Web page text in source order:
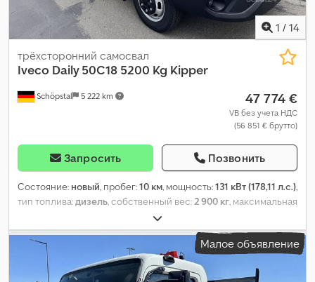
1 / 14
Schöpstal 5 222 km
трёхсторонний самосвал
Iveco Daily 50C18 5200 Kg Kipper
47 774 €
VB без учета НДС
(56 851 € брутто)
Запросить Позвонить
Состояние: новый, пробег:10 км, мощность:131 кВт (178,11 л.с.),
тип топлива:дизель , собственный вес: 2 900 кг , максимальная
, цвет:
дневная кабина, тип передачи:механический, класс
выбросов:
, подвеска: , количество мест:3, длина
грузового отсека:3 650 мм, ширина пространства для
загрузки: 2 050 мм, высота грузового отсека: 400 мм, Год
Малое объявление